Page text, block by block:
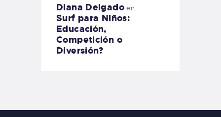
Diana Delgadoen
Surf para Niños:
Educación,
Competición o
Diversión?